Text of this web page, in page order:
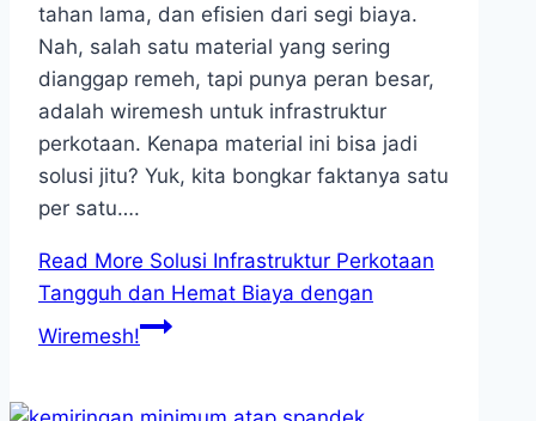
tahan lama, dan efisien dari segi biaya.
Nah, salah satu material yang sering
dianggap remeh, tapi punya peran besar,
adalah wiremesh untuk infrastruktur
perkotaan. Kenapa material ini bisa jadi
solusi jitu? Yuk, kita bongkar faktanya satu
per satu….
Read More Solusi Infrastruktur Perkotaan
Tangguh dan Hemat Biaya dengan
Wiremesh!